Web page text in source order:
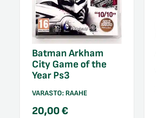
Batman Arkham
City Game of the
Year Ps3
VARASTO: RAAHE
20,00€